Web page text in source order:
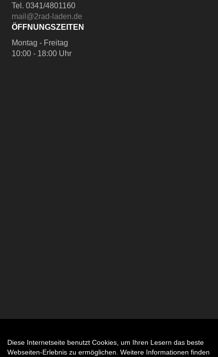
Tel. 0341/4801160
mail@2rad-laden.de
ÖFFNUNGSZEITEN
Montag - Freitag
10:00 - 18:00 Uhr
Diese Internetseite benutzt Cookies, um Ihren Lesern das beste
Webseiten-Erlebnis zu ermöglichen. Weitere Informationen finden
Auftrag widerrufen